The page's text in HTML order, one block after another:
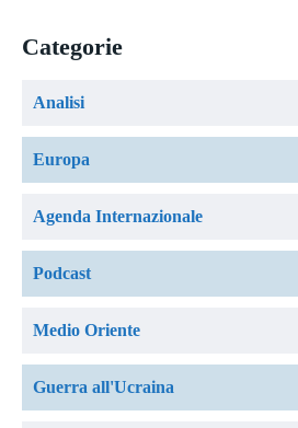
Categorie
Analisi
Europa
Agenda Internazionale
Podcast
Medio Oriente
Guerra all'Ucraina